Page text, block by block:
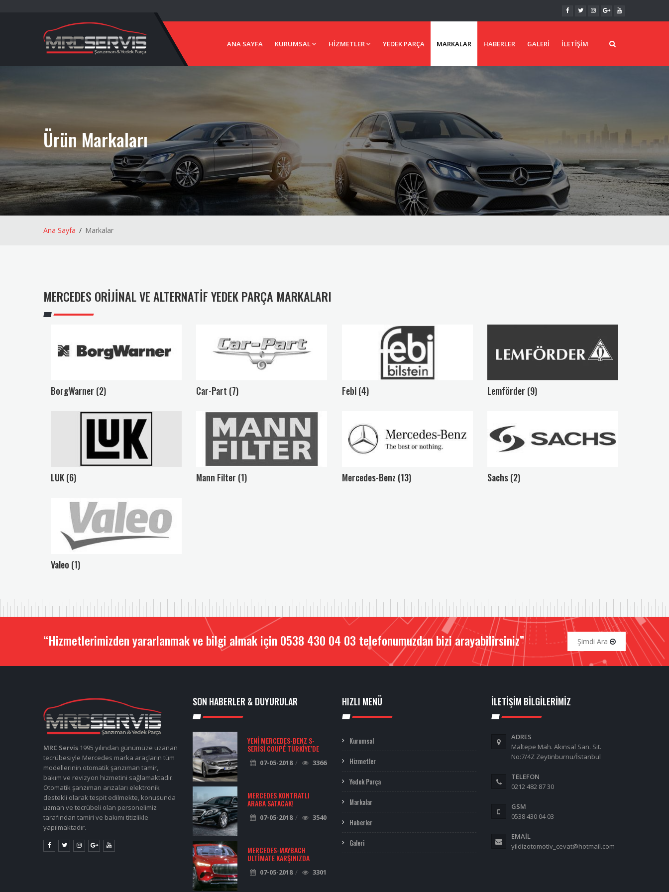
ANA SAYFA KURUMSAL HIZMETLER YEDEK PARÇA MARKALAR HABERLER GALERI İLETIŞIM
Ürün Markaları
Ana Sayfa Markalar
MERCEDES ORIJINAL VE ALTERNATIF YEDEK PARÇA MARKALARI
BorgWarner (2) Car-Part (7) Febi (4) Lemförder (9)
LUK (6) Mann Filter (1) Mercedes-Benz (13) Sachs (2)
Valeo (1)
“Hizmetlerimizden yararlanmak ve bilgi almak için 0538 430 04 03 telefonumuzdan bizi arayabilirsiniz” Şimdi Ara
MRC Servis 1995 yılından günümüze uzanan
tecrübesiyle Mercedes marka araçların tüm
modellerinin otomatik şanzıman tamir,
bakım ve revizyon hizmetini sağlamaktadır.
Otomatik şanzıman arızaları elektronik
destekli olarak tespit edilmekte, konusunda
uzman ve tecrübeli olan personelimiz
tarafından tamiri ve bakımı titizlikle
yapılmaktadır.
SON HABERLER & DUYURULAR
YENI MERCEDES-BENZ S-
SERISI COUPÉ TÜRKIYE’DE
07-05-2018 3366
MERCEDES KONTRATLI
ARABA SATACAK!
07-05-2018 3540
MERCEDES-MAYBACH
ULTIMATE KARŞINIZDA
07-05-2018 3301
HIZLI MENÜ
Kurumsal
Hizmetler
Yedek Parça
Markalar
Haberler
Galeri
İLETIŞIM BILGILERIMIZ
ADRES
Maltepe Mah. Akınsal San. Sit.
No:7/4Z Zeytinburnu/İstanbul
TELEFON
0212 482 87 30
GSM
0538 430 04 03
EMAIL
yildizotomotiv_cevat@hotmail.com